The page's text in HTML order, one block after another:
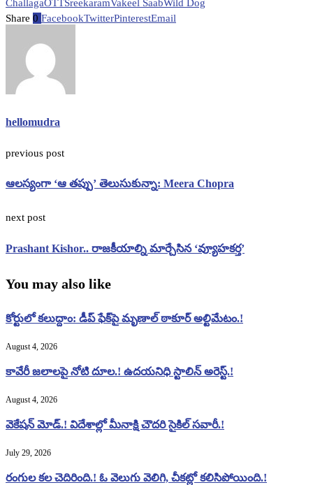
ChallagaOTTSreekaramVakeel SaabWild Dog
Share 0 FacebookTwitterPinterestEmail
hellomudra
previous post
ఆలస్యంగా ‘ఆ తప్పు’ తెలుసుకున్నా: Meera Chopra
next post
Prashant Kishor.. రాజకీయాల్ని మార్చేసిన ‘వ్యూహకర్త’
You may also like
కోర్టులో కలుద్దాం: డీప్ ఫేక్‌పై మృణాల్ ఠాకూర్ అల్టిమేటం.!
August 4, 2026
కావేరీ జలాలపై నోటి దూల.! ఉదయనిధి స్టాలిన్ అరెస్ట్.!
August 4, 2026
వెకేషన్ మోడ్.! విదేశాల్లో మీనాక్షి చౌదరి సైకిల్ సవారీ.!
July 29, 2026
రంగుల కల చెదిరింది.! ఓ వెలుగు వెలిగి, చీకట్లో కలిసిపోయింది.!